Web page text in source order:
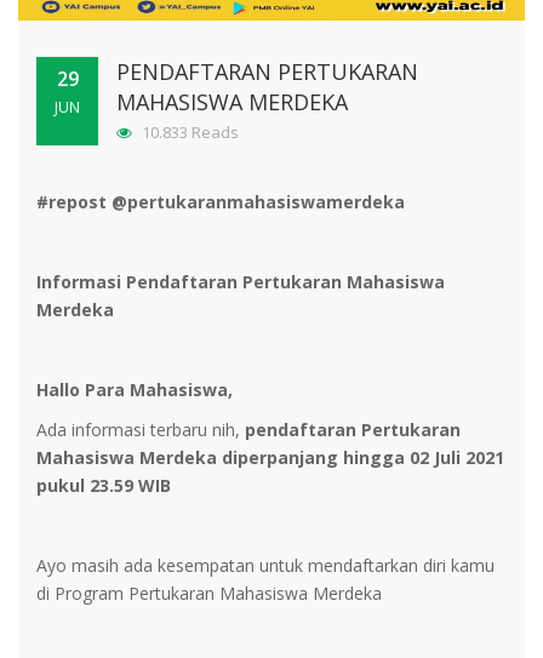
29
JUN
PENDAFTARAN PERTUKARAN
MAHASISWA MERDEKA
10.833 Reads
#repost @pertukaranmahasiswamerdeka
Informasi Pendaftaran Pertukaran Mahasiswa
Merdeka
Hallo Para Mahasiswa,
Ada informasi terbaru nih, pendaftaran Pertukaran
Mahasiswa Merdeka diperpanjang hingga 02 Juli 2021
pukul 23.59 WIB
Ayo masih ada kesempatan untuk mendaftarkan diri kamu
di Program Pertukaran Mahasiswa Merdeka